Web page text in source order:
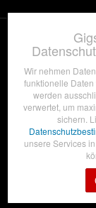
©
Wir nehmen
funktionelle
werden
verwertet, um
sichern.
unsere Services